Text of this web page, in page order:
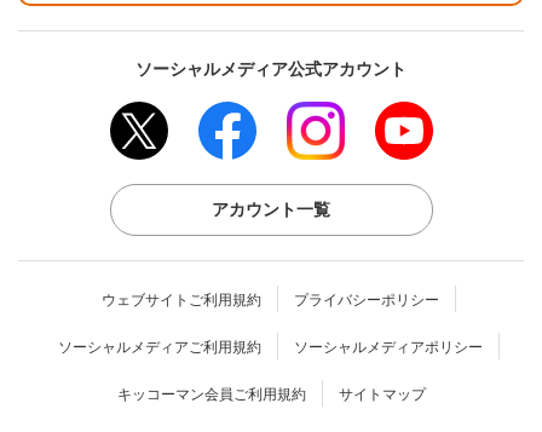
ソーシャルメディア公式アカウント
アカウント一覧
ウェブサイトご利用規約 プライバシーポリシー
ソーシャルメディアご利用規約 ソーシャルメディアポリシー
キッコーマン会員ご利用規約 サイトマップ